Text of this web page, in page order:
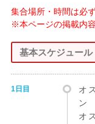
集合場所・時間は必
※本ページの掲載内
基本スケジュール
1日目
オ
ン
オ